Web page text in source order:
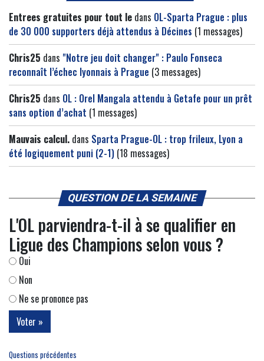
Entrees gratuites pour tout le dans OL-Sparta Prague : plus
de 30 000 supporters déjà attendus à Décines (1 messages)
Chris25 dans "Notre jeu doit changer" : Paulo Fonseca
reconnaît l’échec lyonnais à Prague (3 messages)
Chris25 dans OL : Orel Mangala attendu à Getafe pour un prêt
sans option d’achat (1 messages)
Mauvais calcul. dans Sparta Prague-OL : trop frileux, Lyon a
été logiquement puni (2-1) (18 messages)
QUESTION DE LA SEMAINE
L'OL parviendra-t-il à se qualifier en
Ligue des Champions selon vous ?
Oui
Non
Ne se prononce pas
Questions précédentes